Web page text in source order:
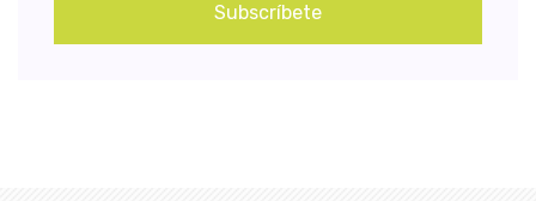
Subscríbete